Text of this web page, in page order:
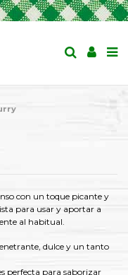
con un toque picante y
para usar y aportar a
al habitual.
dulce y un tanto
perfecta para saborizar